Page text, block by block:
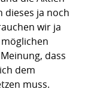
dieses ja noch
wir ja
dass
dem
muss.